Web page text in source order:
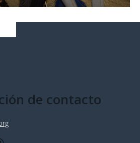
de contacto